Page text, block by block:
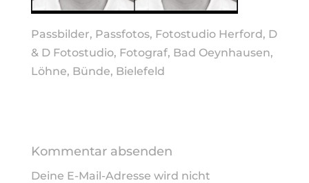
Passbilder, Passfotos, Fotostudio Herford, D
& D Fotostudio, Fotograf, Bad Oeynhausen,
Löhne, Bünde, Bielefeld
Kommentar absenden
Deine E-Mail-Adresse wird nicht